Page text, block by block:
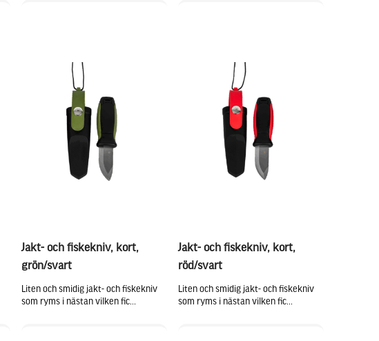
Jakt- och fiskekniv, kort,
grön/svart
Liten och smidig jakt- och fiskekniv
som ryms i nästan vilken fic...
Jakt- och fiskekniv, kort,
röd/svart
Liten och smidig jakt- och fiskekniv
som ryms i nästan vilken fic...